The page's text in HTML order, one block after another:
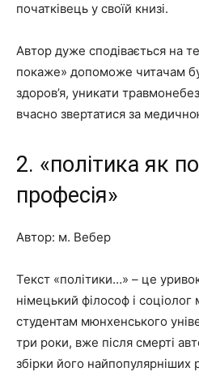
початківець у своїй книзі.
Автор дуже сподівається на
покаже» допоможе читачам
здоров’я, уникати
вчасно звертатися за
2. «політика як
професія»
Автор: м. Вебер
Текст «політики…» – це
німецький філософ і
студентам мюнхенського
три роки, вже після смерті
збірки його найпопулярніших